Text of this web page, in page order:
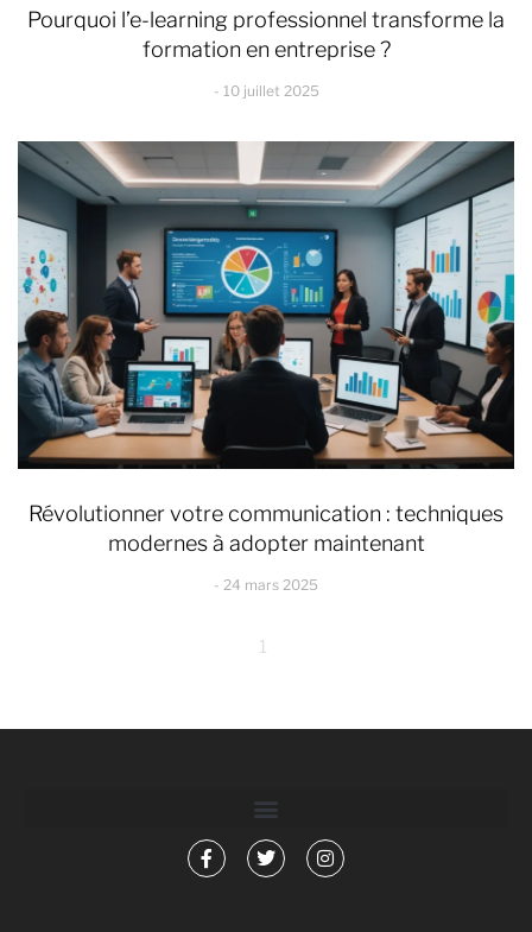
Pourquoi l’e-learning professionnel transforme la
formation en entreprise ?
10 juillet 2025
Révolutionner votre communication : techniques
modernes à adopter maintenant
24 mars 2025
1